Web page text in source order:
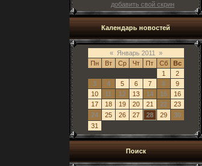
добавить свой скрин
Календарь новостей
« Январь 2011
»
Пн
Вт Ср Чт Пт Сб
Вс
1
2
3
4 5 6 7 8
9
10
11 12 13 14 15
16
17
18 19 20 21 22
23
24
25 26 27 28 29
30
31
Поиск